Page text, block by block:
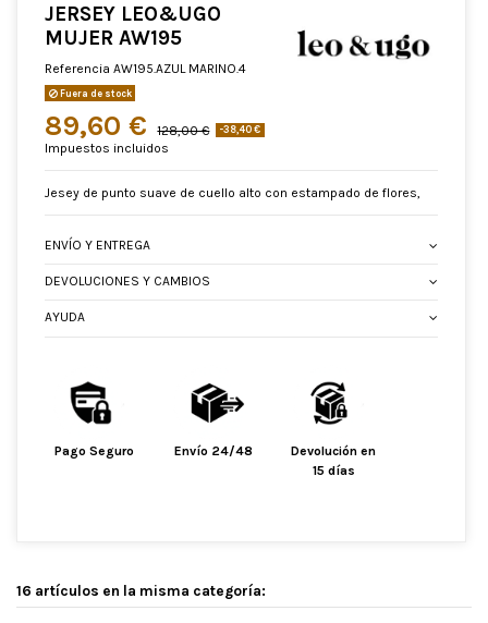
JERSEY LEO&UGO
MUJER AW195
Referencia AW195.AZUL MARINO.4
Fuera de stock
89,60 € 128,00 € -38,40 €
Impuestos incluidos
Jesey de punto suave de cuello alto con estampado de flores,
ENVÍO Y ENTREGA
DEVOLUCIONES Y CAMBIOS
AYUDA
Pago Seguro Envío 24/48
Devolución en
15 días
16 artículos en la misma categoría: